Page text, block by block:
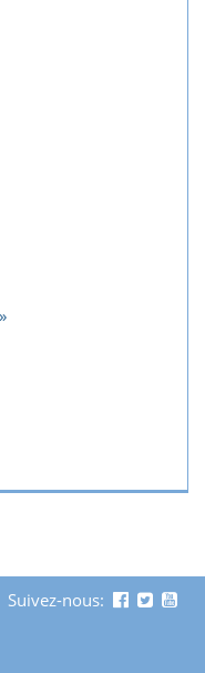
Suivez-nous: